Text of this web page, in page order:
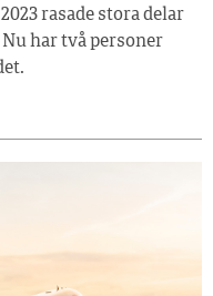
rasade stora delar
har två personer